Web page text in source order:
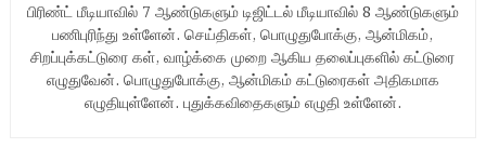
பிரிண்ட் மீடியாவில் 7 ஆண்டுகளும் டிஜிட்டல் மீடியாவில் 8 ஆண்டுகளும்
பணிபுரிந்து உள்ளேன். செய்திகள், பொழுதுபோக்கு, ஆன்மிகம்,
சிறப்புக்கட்டுரை கள், வாழ்க்கை முறை ஆகிய தலைப்புகளில் கட்டுரை
எழுதுவேன். பொழுதுபோக்கு, ஆன்மிகம் கட்டுரைகள் அதிகமாக
எழுதியுள்ளேன். புதுக்கவிதைகளும் எழுதி உள்ளேன்.